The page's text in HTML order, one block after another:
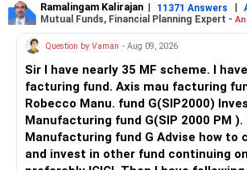
Ramalingam Kalirajan | 11371 Answers |
Mutual Funds, Financial Planning Expert -
Question by Vaman - Aug 09, 2026
Sir I have nearly 35 MF scheme. I have 4 Manu
facturing fund. Axis mau facturing fund.. Canara
Robecco Manu. fund G(SIP2000)
Manufacturing fund G(SIP 2000 PM ). ICICI
Manufacturing fund G Advise how to cut
and invest in other fund continuing